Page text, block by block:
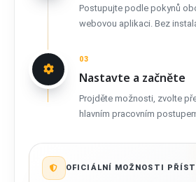
Postupujte podle pokynů
webovou aplikaci. Bez
03
Nastavte a začněte
Projděte možnosti, zvolte
hlavním pracovním
OFICIÁLNÍ MOŽNOSTI